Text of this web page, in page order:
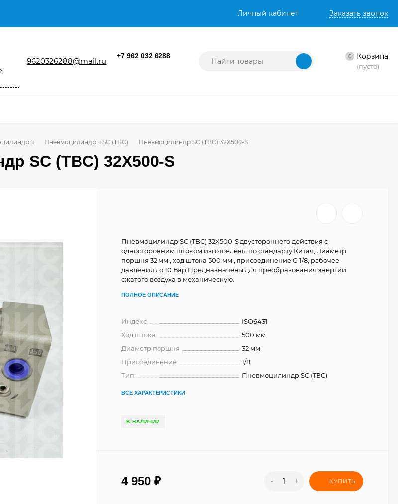
Личный кабинет Заказать звонок
9620326288@mail.ru
+7 962 032 6288 0 Корзина
(пусто)
Пневмоцилиндры SC (TBC) Пневмоцилиндр SC (TBC) 32X500-S
SC (TBC) 32X500-S
Пневмоцилиндр SC (TBC) 32X500-S двустороннего действия с
односторонним штоком изготовлены по стандарту Китая, Диаметр
поршня 32 мм , ход штока 500 мм , присоединение G 1/8, рабочее
давления до 10 Бар Предназначены для преобразования энергии
сжатого воздуха в механическую.
ПОЛНОЕ ОПИСАНИЕ
Индекс
ISO6431
Ход штока
500 мм
Диаметр поршня
32 мм
Присоединение
1/8
Тип:
Пневмоцилиндр SC (TBC)
ВСЕ ХАРАКТЕРИСТИКИ
В НАЛИЧИИ
4 950₽ - + КУПИТЬ